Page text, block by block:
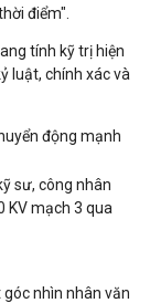
điểm".
tính kỹ trị hiện
luật, chính xác và
sư, công nhân
KV mạch 3 qua
nhìn nhân văn